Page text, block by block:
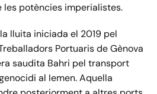
les potències imperialistes.
lluita iniciada el 2019 pel
Portuaris de Gènova
saudita Bahri pel transport
al Iemen. Aquella